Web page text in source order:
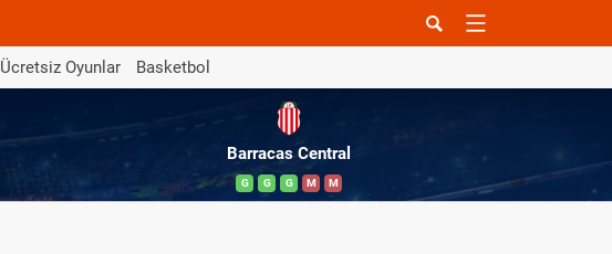
Ücretsiz Oyunlar Basketbol
Barracas Central
G G G M M